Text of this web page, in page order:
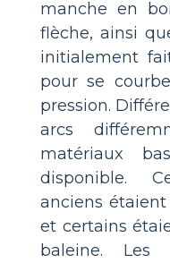
manche en
flèche, ainsi
initialement
pour se
pression.
arcs
matériaux
disponible.
anciens
et certains
baleine. Les